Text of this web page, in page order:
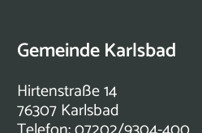
Gemeinde Karlsbad
Hirtenstraße 14
76307 Karlsbad